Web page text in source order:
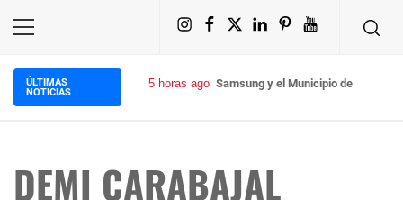
Primary
Instagram
Facebook
X LinkedIn
PinterestYouTube
ÚLTIMAS
NOTICIAS
5 horas ago Samsung y el Municipio de Tafí
DEMI CARABAJAL